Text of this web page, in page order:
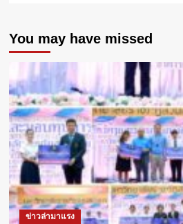
จับ
มือ
มูลนิธิ
นวัตกรรม
ใน
พระบรม
ราชูปถัมภ์
เปิด
“ศูนย์
ฝึก
อบรม
ทันต
กรรม
รากฟัน
You may have missed
ข่าวล่ามาแรง